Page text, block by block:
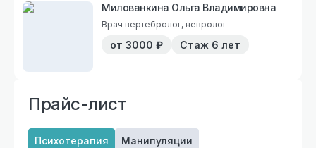
Милованкина Ольга Владимировна
Врач вертебролог, невролог
от 3000 ₽ Стаж 6 лет
Прайс-лист
Психотерапия Манипуляции